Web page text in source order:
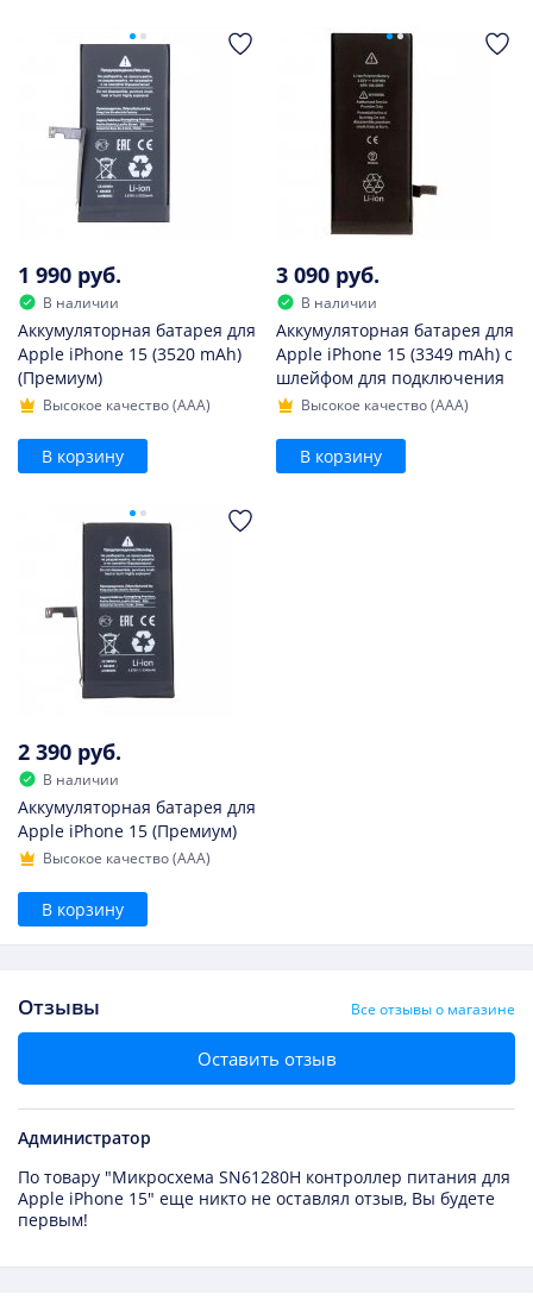
1 990 руб.
В наличии
Аккумуляторная батарея для
Apple iPhone 15 (3520 mAh)
(Премиум)
Высокое качество (AAA)
В корзину
3 090 руб.
В наличии
Аккумуляторная батарея для
Apple iPhone 15 (3349 mAh) с
шлейфом для подключения
Высокое качество (AAA)
В корзину
2 390 руб.
В наличии
Аккумуляторная батарея для
Apple iPhone 15 (Премиум)
Высокое качество (AAA)
В корзину
Отзывы Все отзывы о магазине
Оставить отзыв
Администратор
По товару "Микросхема SN61280H контроллер питания для
Apple iPhone 15" еще никто не оставлял отзыв, Вы будете
первым!